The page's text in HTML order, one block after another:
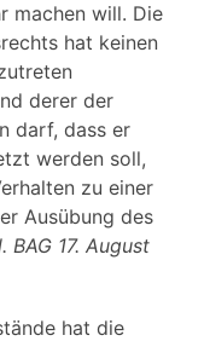
machen will. Die
hat keinen
derer der
darf, dass er
werden soll,
zu einer
Ausübung des
BAG 17. August
hat die